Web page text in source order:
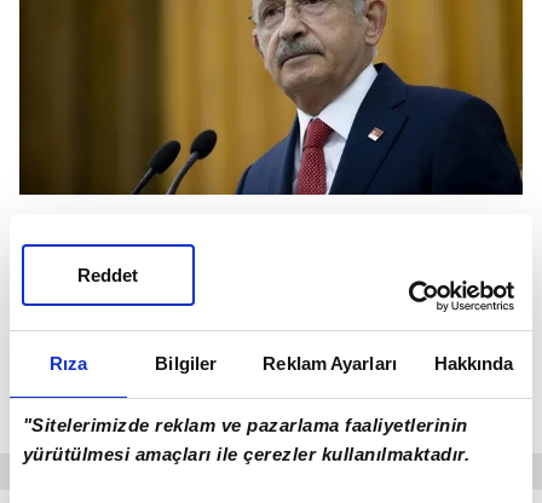
Rıza Bilgiler Reklam Ayarları Hakkında
"Sitelerimizde reklam ve pazarlama faaliyetlerinin
yürütülmesi amaçları ile çerezler kullanılmaktadır.
Reddet
KILIÇDAROĞLU ALTTAN ALIYOR
İYİ Parti cephesinden gelen peşi sıra açıklamalar
milletvekillerine"Akşener'e cevap niteliğinde
talimatı verdi.